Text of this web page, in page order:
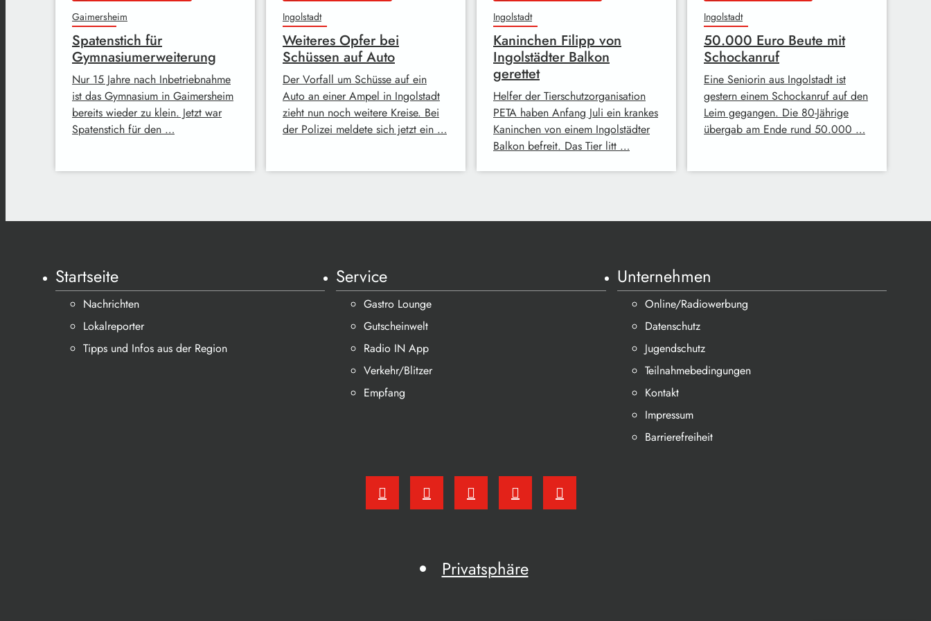
Gaimersheim
Spatenstich für
Gymnasiumerweiterung
Nur 15 Jahre nach Inbetriebnahme
ist das Gymnasium in Gaimersheim
bereits wieder zu klein. Jetzt war
Spatenstich für den …
Ingolstadt
Weiteres Opfer bei
Schüssen auf Auto
Der Vorfall um Schüsse auf ein
Auto an einer Ampel in Ingolstadt
zieht nun noch weitere Kreise. Bei
der Polizei meldete sich jetzt ein …
Ingolstadt
Kaninchen Filipp von
Ingolstädter Balkon
gerettet
Helfer der Tierschutzorganisation
PETA haben Anfang Juli ein krankes
Kaninchen von einem Ingolstädter
Balkon befreit. Das Tier litt …
Ingolstadt
50.000 Euro Beute mit
Schockanruf
Eine Seniorin aus Ingolstadt ist
gestern einem Schockanruf auf den
Leim gegangen. Die 80-Jährige
übergab am Ende rund 50.000 …
Startseite
Nachrichten
Lokalreporter
Tipps und Infos aus der Region
Service
Gastro Lounge
Gutscheinwelt
Radio IN App
Verkehr/Blitzer
Empfang
Unternehmen
Online/Radiowerbung
Datenschutz
Jugendschutz
Teilnahmebedingungen
Kontakt
Impressum
Barrierefreiheit
Privatsphäre